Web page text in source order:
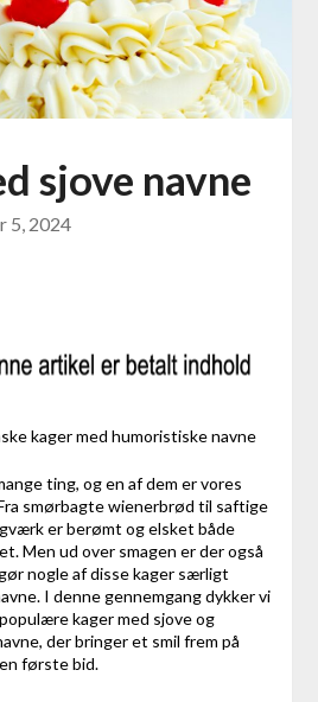
sjove navne
5, 2024
kager med humoristiske navne
ting, og en af dem er vores
smørbagte wienerbrød til saftige
er berømt og elsket både
Men ud over smagen er der også
nogle af disse kager særligt
I denne gennemgang dykker vi
kager med sjove og
der bringer et smil frem på
første bid.